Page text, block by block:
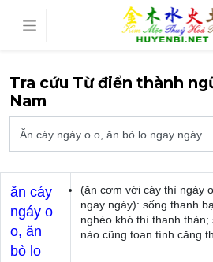
Tra cứu Từ điển thành
Nam
ăn cáy
ngáy o
o, ăn
bò lo
(ăn cơm với cáy thì ngáy
ngay ngáy): sống thanh
nghèo khó thì thanh
nào cũng toan tính căng